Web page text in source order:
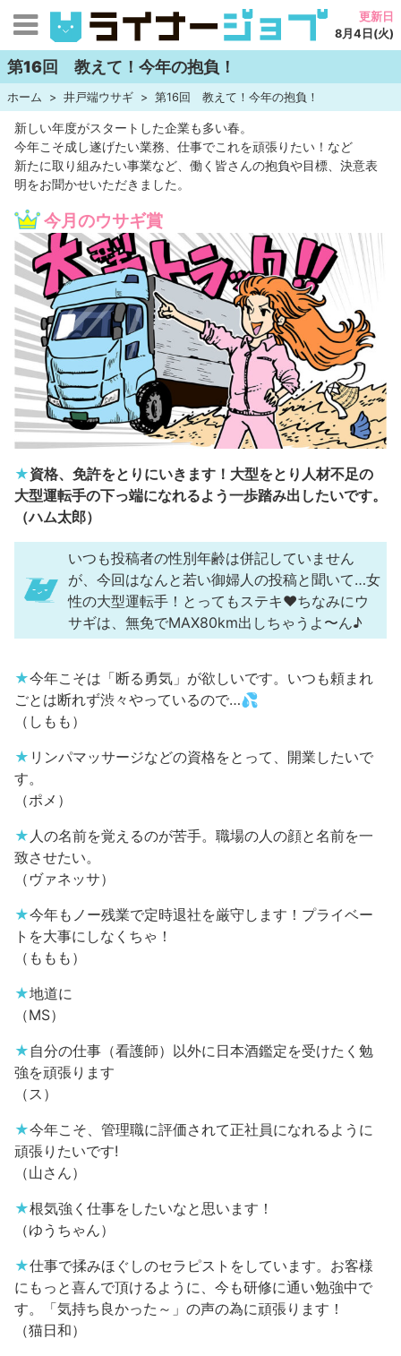
更新日
8月4日(火)
第16回 教えて！今年の抱負！
ホーム 井戸端ウサギ 第16回 教えて！今年の抱負！
新しい年度がスタートした企業も多い春。
今年こそ成し遂げたい業務、仕事でこれを頑張りたい！など
新たに取り組みたい事業など、働く皆さんの抱負や目標、決意表
明をお聞かせいただきました。
今月のウサギ賞
★資格、免許をとりにいきます！大型をとり人材不足の
大型運転手の下っ端になれるよう一歩踏み出したいです。
（ハム太郎）
いつも投稿者の性別年齢は併記していません
が、今回はなんと若い御婦人の投稿と聞いて…女
性の大型運転手！とってもステキ♥ちなみにウ
サギは、無免でMAX80km出しちゃうよ〜ん♪
★今年こそは「断る勇気」が欲しいです。いつも頼まれ
ごとは断れず渋々やっているので…💦
（しもも）
★ リンパマッサージなどの資格をとって、開業したいで
す。
（ポメ）
★ 人の名前を覚えるのが苦手。職場の人の顔と名前を一
致させたい。
（ヴァネッサ）
★今年もノー残業で定時退社を厳守します！プライベー
トを大事にしなくちゃ！
（ももも）
★地道に
（MS）
★ 自分の仕事（看護師）以外に日本酒鑑定を受けたく勉
強を頑張ります
（ス）
★今年こそ、管理職に評価されて正社員になれるように
頑張りたいです!
（山さん）
★根気強く仕事をしたいなと思います！
（ゆうちゃん）
★仕事で揉みほぐしのセラピストをしています。お客様
にもっと喜んで頂けるように、今も研修に通い勉強中で
す。「気持ち良かった～」の声の為に頑張ります！
（猫日和）